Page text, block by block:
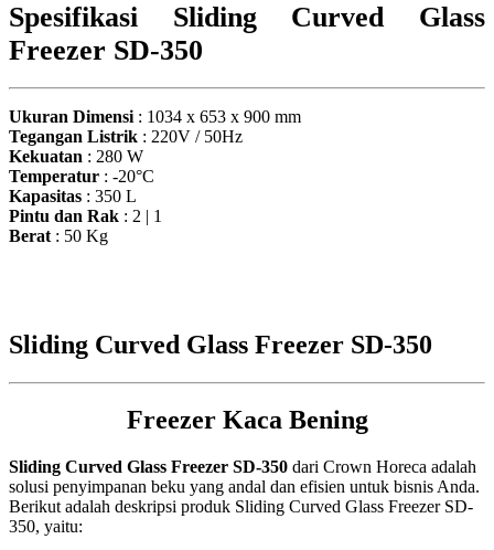
Spesifikasi Sliding Curved Glass
Freezer SD-350
Ukuran Dimensi : 1034 x 653 x 900 mm
Tegangan Listrik : 220V / 50Hz
Kekuatan : 280 W
Temperatur : -20°C
Kapasitas : 350 L
Pintu dan Rak : 2 | 1
Berat : 50 Kg
Sliding Curved Glass Freezer SD-350
Freezer Kaca Bening
Sliding Curved Glass Freezer SD-350 dari Crown Horeca adalah
solusi penyimpanan beku yang andal dan efisien untuk bisnis Anda.
Berikut adalah deskripsi produk Sliding Curved Glass Freezer SD-
350, yaitu: